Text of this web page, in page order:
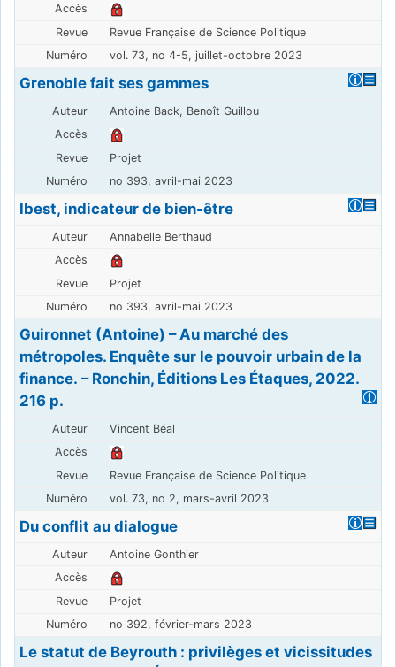
Revue Française de Science Politique
vol. 73, no 4-5, juillet-octobre 2023
Grenoble fait ses gammes
Antoine Back, Benoît Guillou
Projet
no 393, avril-mai 2023
Ibest, indicateur de bien-être
Annabelle Berthaud
Projet
no 393, avril-mai 2023
Guironnet (Antoine) – Au marché des
métropoles. Enquête sur le pouvoir urbain de la
finance. – Ronchin, Éditions Les Étaques, 2022.
216 p.
Vincent Béal
Revue Française de Science Politique
vol. 73, no 2, mars-avril 2023
Du conflit au dialogue
Antoine Gonthier
Projet
no 392, février-mars 2023
Le statut de Beyrouth : privilèges et vicissitudes